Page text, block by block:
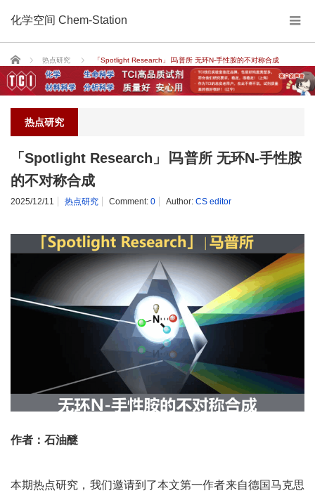
化学空间 Chem-Station
Home 热点研究 「Spotlight Research」∣马普所 无环N-手性胺的不对称合成
热点研究
「Spotlight Research」∣马普所 无环N-手性胺
的不对称合成
2025/12/11 热点研究 Comment: 0 Author: CS editor
作者：石油醚
本期热点研究，我们邀请到了本文第一作者来自德国马克思